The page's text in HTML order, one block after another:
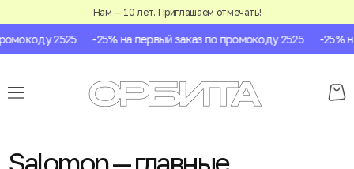
Нам — 10 лет. Приглашаем отмечать!
2525 -25% на первый заказ по промокоду 2525 -25% на